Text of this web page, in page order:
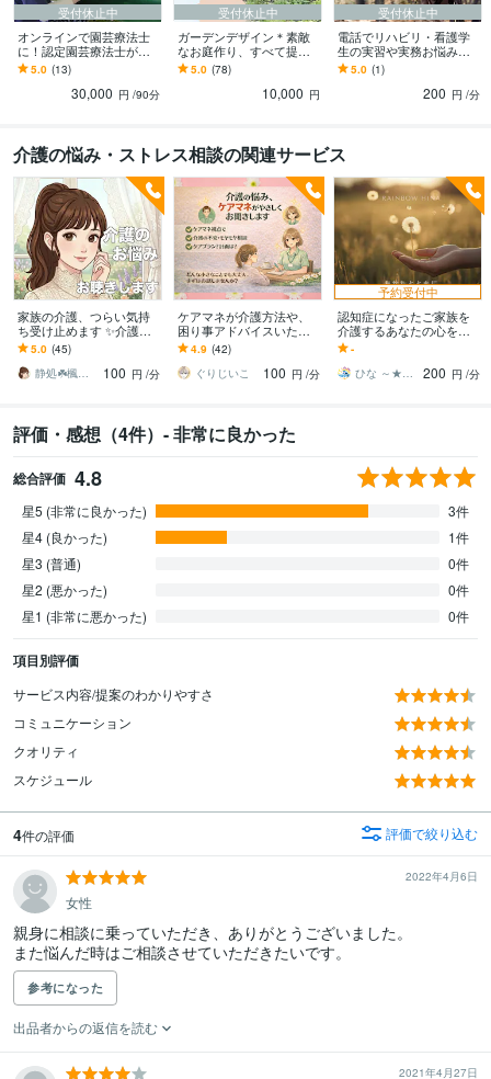
受付休止中
オンラインで園芸療法士
に！認定園芸療法士が教
えます 植物で人を癒す園
芸療法を1回90分、5回
で！修了証発行します
5.0 (13)
30,000 円 /90分
受付休止中
ガーデンデザイン＊素敵
なお庭作り、すべて提案
します プロの園芸家がご
一緒に植物選び、管理方
法などアドバイス♫
5.0 (78)
10,000 円
受付休止中
電話でリハビリ・看護学
生の実習や実務お悩み聞
きます 現役作業療法士が
臨床実習・仕事の行き詰
まりや悩み解決します！
5.0 (1)
200 円 /分
介護の悩み・ストレス相談の関連サービス
家族の介護、つらい気持
ち受け止めます ✨介護疲
れ/不安/お悩み/介護福祉士
が親身にお聴きします！
5.0 (45)
静処☘️楓の家
100 円 /分
ケアマネが介護方法や、
困り事アドバイスいたし
ます ちょっと教えて！介
護のお悩みや疑問、お話
ししましょう⭐︎
4.9 (42)
ぐりじいこ
100 円 /分
予約受付中
認知症になったご家族を
介護するあなたの心を守
ります 心理学×介護の実経
験で、認知症になった人
を支えるご家族を応援
-
ひな ～★～たんぽぽケア❤ラボ～★～
200 円 /分
評価・感想（4件）- 非常に良かった
総合評価 4.8
星5 (非常に良かった)
3件
星4 (良かった)
1件
星3 (普通)
0件
星2 (悪かった)
0件
星1 (非常に悪かった)
0件
項目別評価
サービス内容/提案のわかりやすさ
コミュニケーション
クオリティ
スケジュール
4件の評価 評価で絞り込む
2022年4月6日
女性
親身に相談に乗っていただき、ありがとうございました。
また悩んだ時はご相談させていただきたいです。
参考になった
出品者からの返信を読む
2021年4月27日